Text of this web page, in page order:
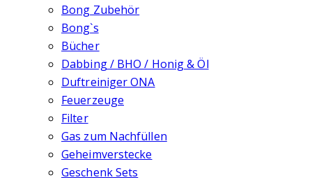
Bong Zubehör
Bong`s
Bücher
Dabbing / BHO / Honig & Öl
Duftreiniger ONA
Feuerzeuge
Filter
Gas zum Nachfüllen
Geheimverstecke
Geschenk Sets